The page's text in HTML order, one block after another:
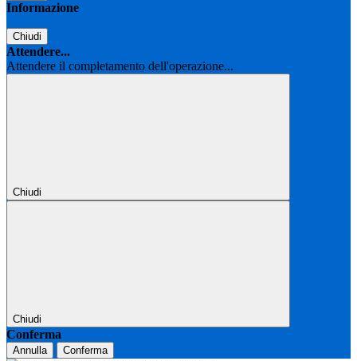
Informazione
Chiudi
Attendere...
Attendere il completamento dell'operazione...
Chiudi
Chiudi
Conferma
Annulla Conferma